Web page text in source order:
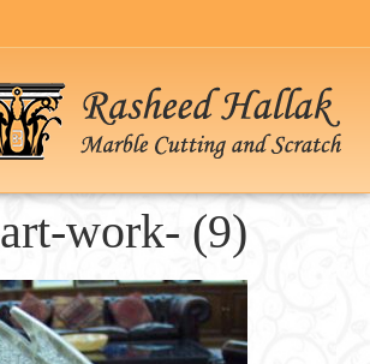
art-work- (9)